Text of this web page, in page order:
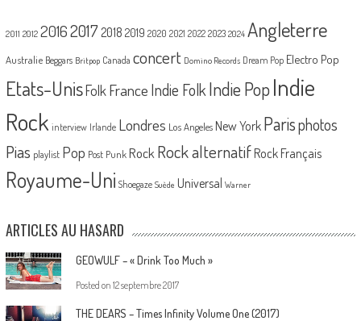
2011 2012 20162017 2018 2019 2020 2021 2022 2023 2024 Angleterre
Australie Beggars Britpop Canada concert Domino Records Dream Pop Electro Pop
Etats-UnisFolk France Indie FolkIndie PopIndie
Rock interview Irlande Londres Los Angeles New York Parisphotos
Pias playlist Pop Post Punk Rock Rock alternatif Rock Français
Royaume-Uni Shoegaze Suède Universal Warner
ARTICLES AU HASARD
GEOWULF – « Drink Too Much »
Posted on 12 septembre 2017
THE DEARS – Times Infinity Volume One (2017)